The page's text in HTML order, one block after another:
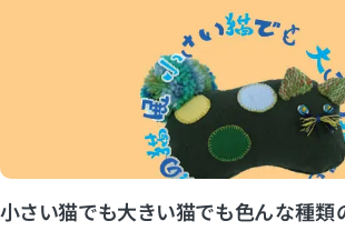
小さい猫でも大きい猫でも色んな種類